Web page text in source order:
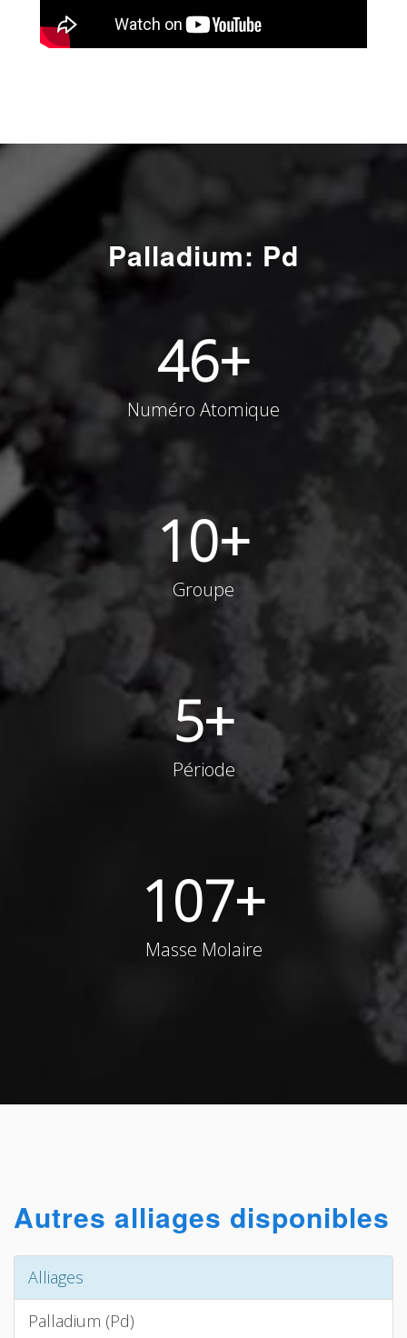
Palladium: Pd
46+
Numéro Atomique
10+
Groupe
5+
Période
107+
Masse Molaire
Autres alliages disponibles
Alliages
Palladium (Pd)